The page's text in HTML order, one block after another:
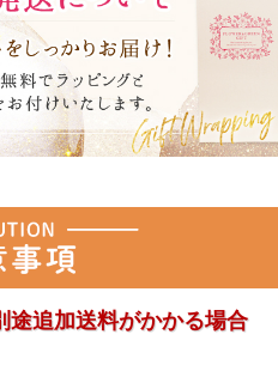
途追加送料がかかる場合